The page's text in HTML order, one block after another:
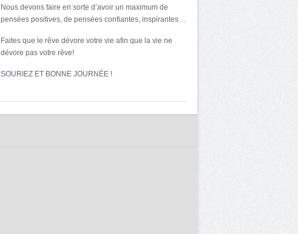
Nous devons faire en sorte d’avoir un maximum de
pensées positives, de pensées confiantes, inspirantes…
Faites que le rêve dévore votre vie afin que la vie ne
dévore pas votre rêve!
SOURIEZ ET BONNE JOURNÉE !